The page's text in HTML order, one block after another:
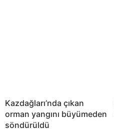
Kazdağları’nda çıkan
orman yangını büyümeden
söndürüldü